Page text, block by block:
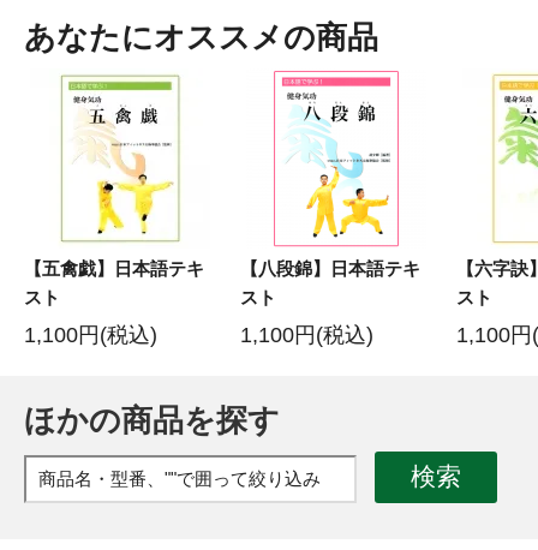
あなたにオススメの商品
【五禽戯】日本語テキ
スト
1,100円(税込)
【八段錦】日本語テキ
スト
1,100円(税込)
【六字
スト
1,100円
ほかの商品を探す
検索